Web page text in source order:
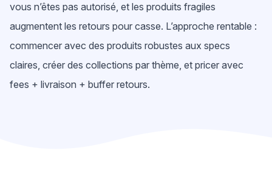
vous n’êtes pas autorisé, et les produits fragiles
augmentent les retours pour casse. L’approche rentable :
commencer avec des produits robustes aux specs
claires, créer des collections par thème, et pricer avec
fees + livraison + buffer retours.